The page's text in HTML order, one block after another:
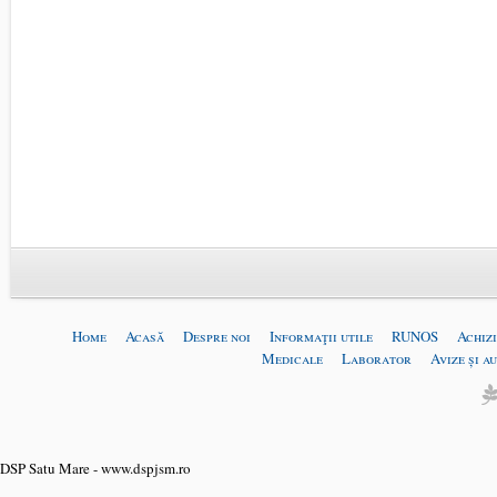
Home Acasă Despre noi Informaţii utile RUNOS
Medicale
Laborator Avize și
DSP Satu Mare - www.dspjsm.ro